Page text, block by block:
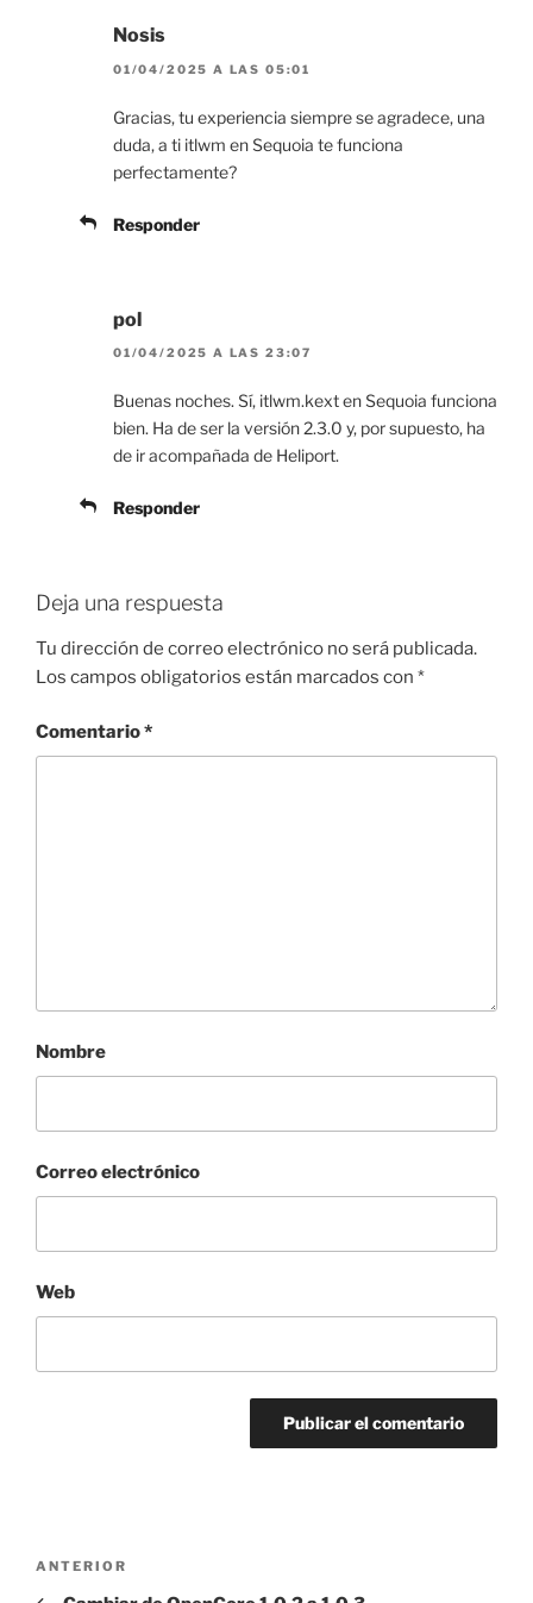
Nosis
01/04/2025 A LAS 05:01
Gracias, tu experiencia siempre se agradece, una
duda, a ti itlwm en Sequoia te funciona
perfectamente?
Responder
pol
01/04/2025 A LAS 23:07
Buenas noches. Sí, itlwm.kext en Sequoia funciona
bien. Ha de ser la versión 2.3.0 y, por supuesto, ha
de ir acompañada de Heliport.
Responder
Deja una respuesta
Tu dirección de correo electrónico no será publicada.
Los campos obligatorios están marcados con *
Comentario*
Nombre
Correo electrónico
Web
Navegación
Entrada
anterior:
ANTERIOR